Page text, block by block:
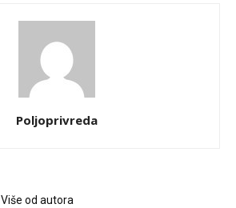
Poljoprivreda
Više od autora